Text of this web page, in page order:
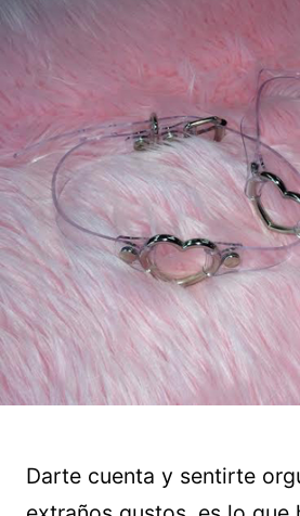
Darte cuenta y sentirte